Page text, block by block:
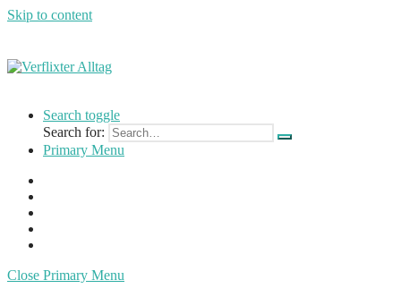
Skip to content
Alltag
einer
Mutter
Lehrerin
Search toggle
Search for:
Primary Menu
Close Primary Menu